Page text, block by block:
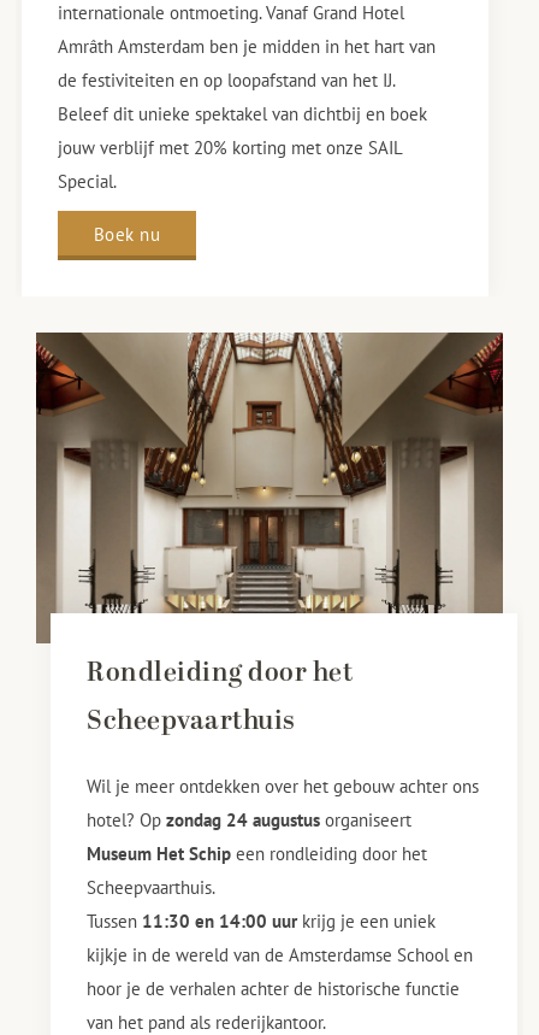
internationale ontmoeting. Vanaf Grand Hotel
Amrâth Amsterdam ben je midden in het hart van
de festiviteiten en op loopafstand van het IJ.
Beleef dit unieke spektakel van dichtbij en boek
jouw verblijf met 20% korting met onze SAIL
Special.
Boek nu
Rondleiding door het
Scheepvaarthuis
Wil je meer ontdekken over het gebouw achter ons
hotel? Opzondag 24 augustus organiseert
Museum Het Schip een rondleiding door het
Scheepvaarthuis.
Tussen 11:30 en 14:00 uurkrijg je een uniek
kijkje in de wereld van de Amsterdamse School en
hoor je de verhalen achter de historische functie
van het pand als rederijkantoor.